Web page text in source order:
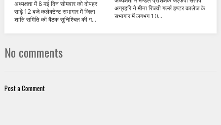
अध्यक्षता में 8 मई दिन सोमवार को दोपहर
साढ़े 12 बजे कलेक्टेªट सभागार में जिला
शांति समिति की बैठक सुनिश्चित की ग...
अग्रहरि ने मीना रिजवी गर्ल्स इण्टर कालेज के
सभागार में लगभग 10...
No comments
Post a Comment